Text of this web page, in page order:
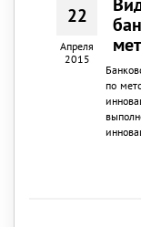
22
Апреля
2015
по